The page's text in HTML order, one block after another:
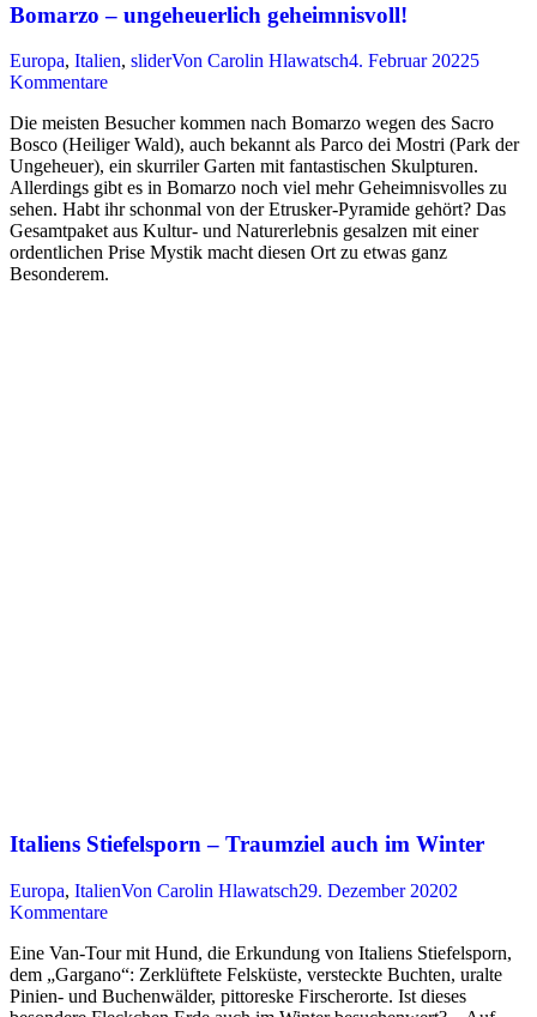
Bomarzo – ungeheuerlich geheimnisvoll!
Europa, Italien, sliderVon Carolin Hlawatsch4. Februar 20225
Kommentare
Die meisten Besucher kommen nach Bomarzo wegen des Sacro
Bosco (Heiliger Wald), auch bekannt als Parco dei Mostri (Park der
Ungeheuer), ein skurriler Garten mit fantastischen Skulpturen.
Allerdings gibt es in Bomarzo noch viel mehr Geheimnisvolles zu
sehen. Habt ihr schonmal von der Etrusker-Pyramide gehört? Das
Gesamtpaket aus Kultur- und Naturerlebnis gesalzen mit einer
ordentlichen Prise Mystik macht diesen Ort zu etwas ganz
Besonderem.
Italiens Stiefelsporn – Traumziel auch im Winter
Europa, ItalienVon Carolin Hlawatsch29. Dezember 20202
Kommentare
Eine Van-Tour mit Hund, die Erkundung von Italiens Stiefelsporn,
dem „Gargano“: Zerklüftete Felsküste, versteckte Buchten, uralte
Pinien- und Buchenwälder, pittoreske Firscherorte. Ist dieses